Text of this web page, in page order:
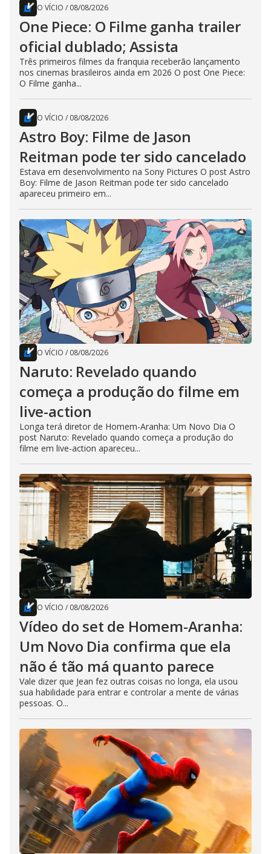
O VÍCIO / 08/08/2026
One Piece: O Filme ganha trailer
oficial dublado; Assista
Três primeiros filmes da franquia receberão lançamento
nos cinemas brasileiros ainda em 2026 O post One Piece:
O Filme ganha...
O VÍCIO / 08/08/2026
Astro Boy: Filme de Jason
Reitman pode ter sido cancelado
Estava em desenvolvimento na Sony Pictures O post Astro
Boy: Filme de Jason Reitman pode ter sido cancelado
apareceu primeiro em...
O VÍCIO / 08/08/2026
Naruto: Revelado quando
começa a produção do filme em
live-action
Longa terá diretor de Homem-Aranha: Um Novo Dia O
post Naruto: Revelado quando começa a produção do
filme em live-action apareceu...
O VÍCIO / 08/08/2026
Vídeo do set de Homem-Aranha:
Um Novo Dia confirma que ela
não é tão má quanto parece
Vale dizer que Jean fez outras coisas no longa, ela usou
sua habilidade para entrar e controlar a mente de várias
pessoas. O...